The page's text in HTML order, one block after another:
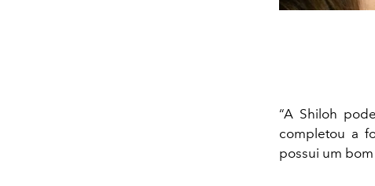
“A Shiloh
completou a
possui um